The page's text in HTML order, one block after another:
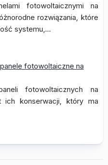
fotowoltaicznymi na
rozwiązania, które
systemu,…
fotowoltaiczne na
fotowoltaicznych na
ich konserwacji, który ma